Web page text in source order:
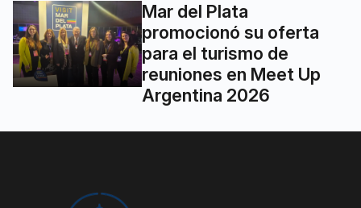
Mar del Plata
promocionó su oferta
para el turismo de
reuniones en Meet Up
Argentina 2026